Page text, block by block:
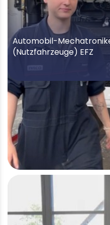
Automobil-
(Nutzfahrzeuge) EFZ